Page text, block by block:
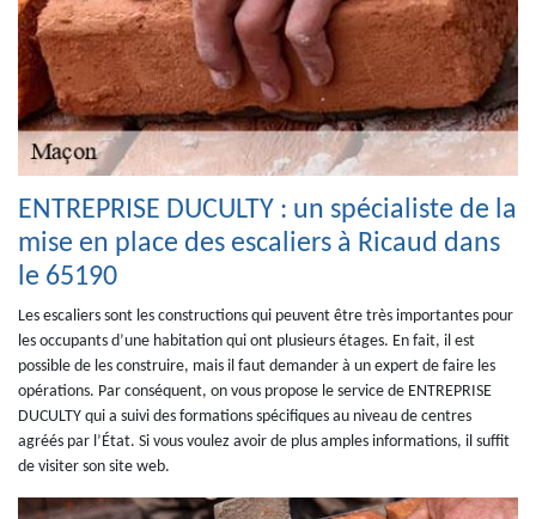
ENTREPRISE DUCULTY : un spécialiste de la
mise en place des escaliers à Ricaud dans
le 65190
Les escaliers sont les constructions qui peuvent être très importantes pour
les occupants d’une habitation qui ont plusieurs étages. En fait, il est
possible de les construire, mais il faut demander à un expert de faire les
opérations. Par conséquent, on vous propose le service de ENTREPRISE
DUCULTY qui a suivi des formations spécifiques au niveau de centres
agréés par l’État. Si vous voulez avoir de plus amples informations, il suffit
de visiter son site web.